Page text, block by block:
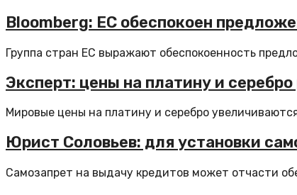
Bloomberg: ЕС обеспокоен
Группа стран ЕС выражают обеспокоенность
Эксперт: цены на платину и
Мировые цены на платину и серебро
Юрист Соловьев: для установки
Самозапрет на выдачу кредитов может отчасти